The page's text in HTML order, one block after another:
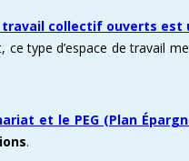
collectif ouverts est
ce type d’espace de travail
et le PEG (Plan
.